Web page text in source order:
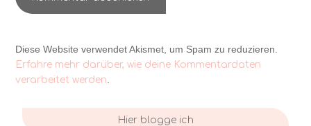
Diese Website verwendet Akismet, um Spam zu reduzieren.
Erfahre mehr darüber, wie deine Kommentardaten
verarbeitet werden
Hier blogge ich